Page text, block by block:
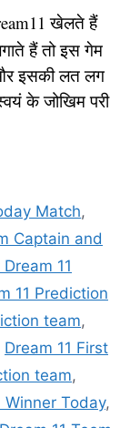
खेलते हैं
हैं तो इस गेम
और इसकी लत लग
के जोखिम परी
Match,
Captain and
11
11 Prediction
team,
Dream 11 First
team,
Winner Today,